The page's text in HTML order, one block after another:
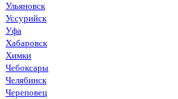
Ульяновск
Уссурийск
Уфа
Хабаровск
Химки
Чебоксары
Челябинск
Череповец